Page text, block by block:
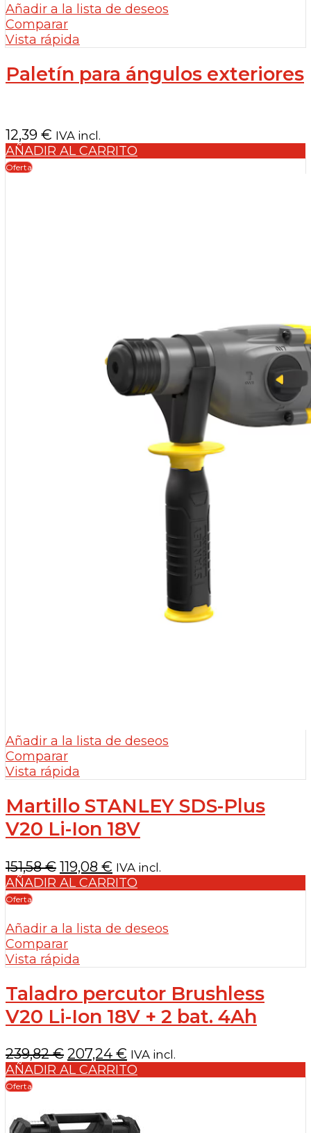
Añadir a la lista de deseos
Comparar
Vista rápida
Paletín para ángulos exteriores
12,39 € IVA incl.
AÑADIR AL CARRITO
Oferta
Añadir a la lista de deseos
Comparar
Vista rápida
Martillo STANLEY SDS-Plus
V20 Li-Ion 18V
151,58€ El
precio
151,58 €.
119,08 € El
precio
119,08 €.
IVA incl.
AÑADIR AL CARRITO
Oferta
Añadir a la lista de deseos
Comparar
Vista rápida
Taladro percutor Brushless
V20 Li-Ion 18V + 2 bat. 4Ah
239,82€ El
precio
239,82 €.
207,24 € El
precio
207,24 €.
IVA incl.
AÑADIR AL CARRITO
Oferta